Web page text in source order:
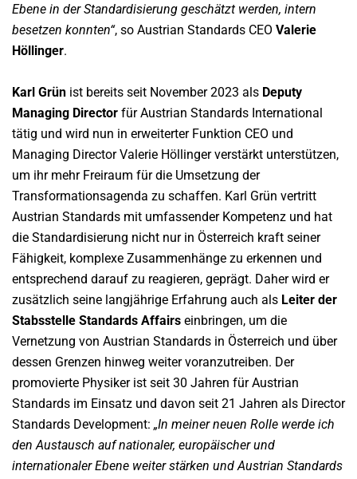
Ebene in der Standardisierung geschätzt werden, intern
besetzen konnten“, so Austrian Standards CEO Valerie
Höllinger.
Karl Grün ist bereits seit November 2023 als Deputy
Managing Director für Austrian Standards International
tätig und wird nun in erweiterter Funktion CEO und
Managing Director Valerie Höllinger verstärkt unterstützen,
um ihr mehr Freiraum für die Umsetzung der
Transformationsagenda zu schaffen. Karl Grün vertritt
Austrian Standards mit umfassender Kompetenz und hat
die Standardisierung nicht nur in Österreich kraft seiner
Fähigkeit, komplexe Zusammenhänge zu erkennen und
entsprechend darauf zu reagieren, geprägt. Daher wird er
zusätzlich seine langjährige Erfahrung auch als Leiter der
Stabsstelle Standards Affairs einbringen, um die
Vernetzung von Austrian Standards in Österreich und über
dessen Grenzen hinweg weiter voranzutreiben. Der
promovierte Physiker ist seit 30 Jahren für Austrian
Standards im Einsatz und davon seit 21 Jahren als Director
Standards Development: „In meiner neuen Rolle werde ich
den Austausch auf nationaler, europäischer und
internationaler Ebene weiter stärken und Austrian Standards